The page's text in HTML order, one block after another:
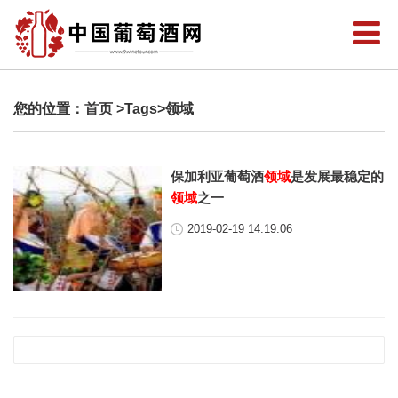
您的位置： 首页 >Tags>领域
保加利亚葡萄酒领域是发展最稳定的
领域之一
2019-02-19 14:19:06